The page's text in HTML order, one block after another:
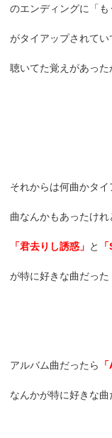
のエンディングに「も
がタイアップされて
聴いてた覚えがあった
それからは何曲かタ
曲なんかもあったけ
「君去りし誘惑」 と
が特に好きな曲だった
アルバム曲だったら
なんかが特に好きな曲